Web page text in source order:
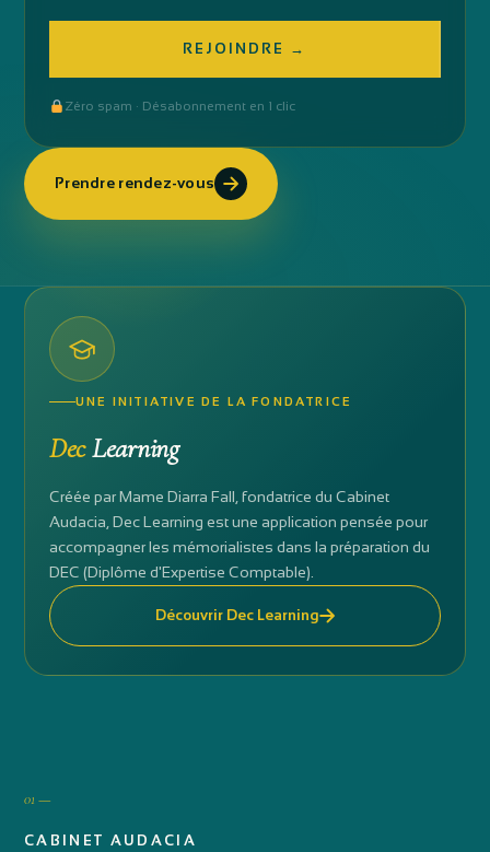
Zéro spam · Désabonnement en 1 clic
Prendre rendez-vous
UNE INITIATIVE DE LA FONDATRICE
DecLearning
Créée par Mame Diarra Fall, fondatrice du Cabinet
Audacia, Dec Learning est une application pensée pour
accompagner les mémorialistes dans la préparation du
DEC (Diplôme d'Expertise Comptable).
Découvrir Dec Learning
01 —
CABINET AUDACIA